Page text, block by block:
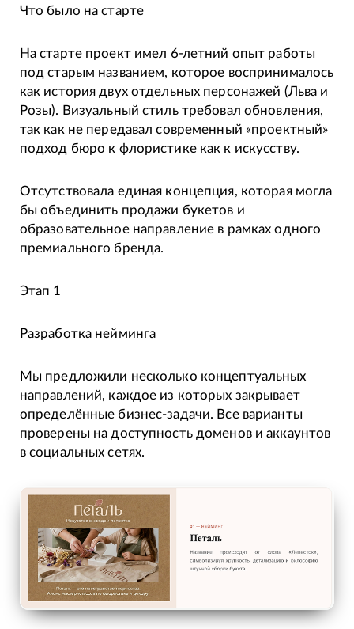
Что было на старте
На старте проект имел 6-летний опыт работы
под старым названием, которое воспринималось
как история двух отдельных персонажей (Льва и
Розы). Визуальный стиль требовал обновления,
так как не передавал современный «проектный»
подход бюро к флористике как к искусству.
Отсутствовала единая концепция, которая могла
бы объединить продажи букетов и
образовательное направление в рамках одного
премиального бренда.
Этап 1
Разработка нейминга
Мы предложили несколько концептуальных
направлений, каждое из которых закрывает
определённые бизнес-задачи. Все варианты
проверены на доступность доменов и аккаунтов
в социальных сетях.